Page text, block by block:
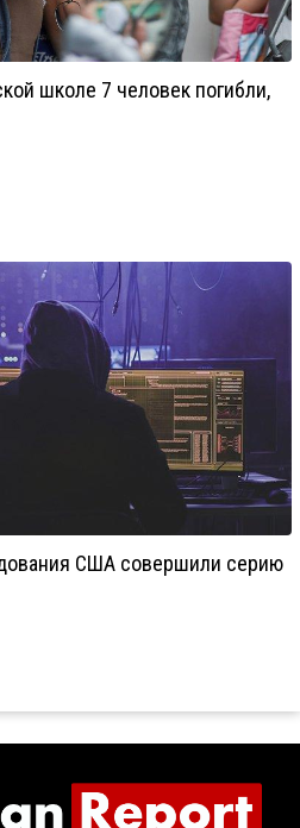
школе 7 человек погибли,
США совершили серию